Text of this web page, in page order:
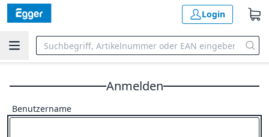
Login
Anmelden
Benutzername